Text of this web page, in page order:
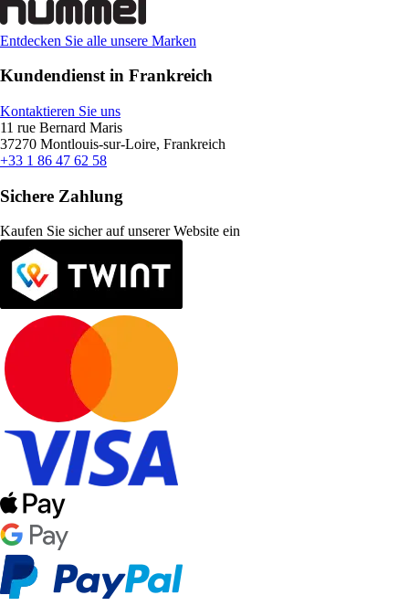
Entdecken Sie alle unsere Marken
Kundendienst in Frankreich
Kontaktieren Sie uns
11 rue Bernard Maris
37270 Montlouis-sur-Loire, Frankreich
+33 1 86 47 62 58
Sichere Zahlung
Kaufen Sie sicher auf unserer Website ein